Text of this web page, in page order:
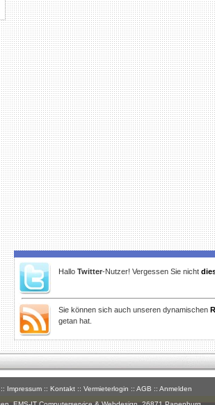
Hallo Twitter-Nutzer! Vergessen Sie nicht
Sie können sich auch unseren dynamischen
getan hat.
:: Impressum :: Kontakt :: Vermieterlogin :: AGB :: Anmelden